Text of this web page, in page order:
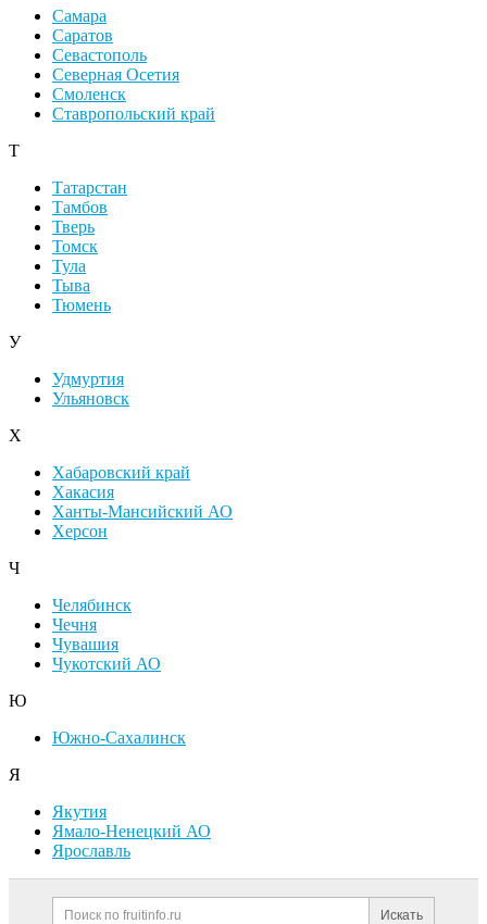
Самара
Саратов
Севастополь
Северная Осетия
Смоленск
Ставропольский край
Т
Татарстан
Тамбов
Тверь
Томск
Тула
Тыва
Тюмень
У
Удмуртия
Ульяновск
Х
Хабаровский край
Хакасия
Ханты-Мансийский АО
Херсон
Ч
Челябинск
Чечня
Чувашия
Чукотский АО
Ю
Южно-Сахалинск
Я
Якутия
Ямало-Ненецкий АО
Ярославль
Дополнительная информация
Поиск по сайту и
Искать